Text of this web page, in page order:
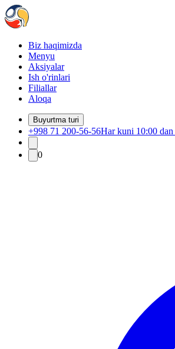
Biz haqimizda
Menyu
Aksiyalar
Ish o'rinlari
Filiallar
Aloqa
Buyurtma turi
+998 71 200-56-56Har kuni 10:00 dan
0